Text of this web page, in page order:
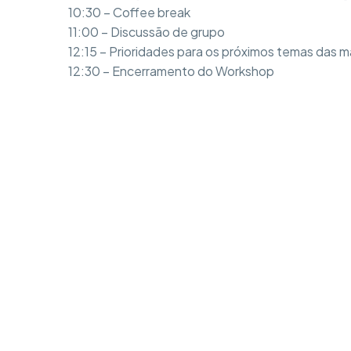
10:30 – Coffee break
11:00 – Discussão de grupo
12:15 – Prioridades para os próximos temas das
12:30 – Encerramento do Workshop